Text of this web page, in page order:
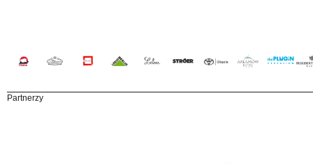
Partnerzy